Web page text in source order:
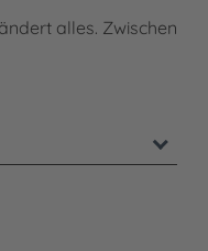
alles. Zwischen